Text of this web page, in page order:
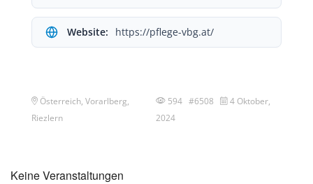
Website: https://pflege-vbg.at/
Österreich, Vorarlberg,
Riezlern
594 #6508
4 Oktober,
2024
Keine Veranstaltungen